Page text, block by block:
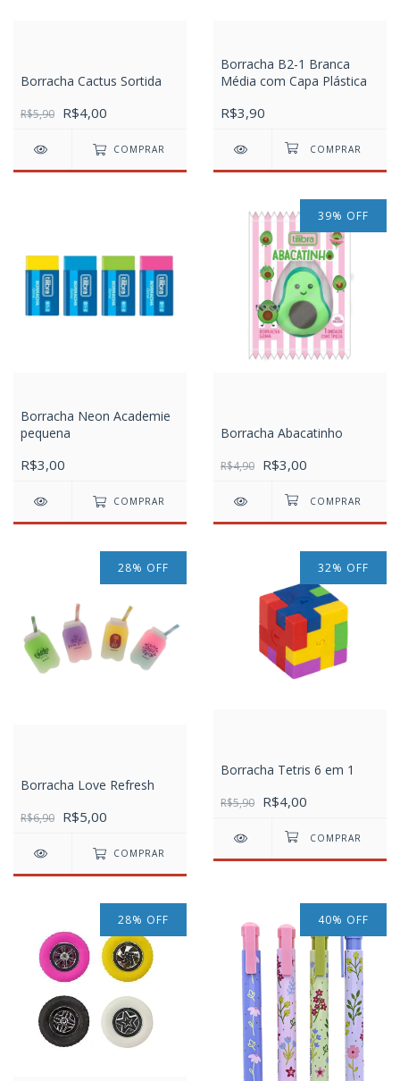
Borracha Cactus Sortida
R$5,90 R$4,00
COMPRAR
Borracha B2-1 Branca
Média com Capa Plástica
R$3,90
Borracha Neon Academie
pequena
R$3,00
COMPRAR
39% OFF
Borracha Abacatinho
R$4,90 R$3,00
28% OFF
Borracha Love Refresh
R$6,90 R$5,00
COMPRAR
32% OFF
Borracha Tetris 6 em 1
R$5,90 R$4,00
28% OFF 40% OFF